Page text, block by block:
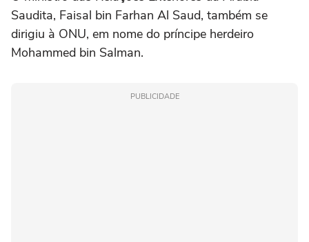
Saudita, Faisal bin Farhan Al Saud, também se
dirigiu à ONU, em nome do príncipe herdeiro
Mohammed bin Salman.
PUBLICIDADE